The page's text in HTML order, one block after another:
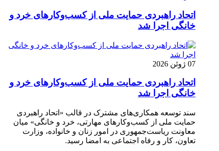
اتحاد راهبردی حمایت ملی از کسب‌وکارهای خرد و
خانگی اجرا شد
07 ژوئن 2026
اتحاد راهبردی حمایت ملی از کسب‌وکارهای خرد و
خانگی اجرا شد
سند توسعه همکاری‌های مشترک در قالب «اتحاد راهبردی
حمایت ملی از کسب‌وکارهای مهارتی، خرد و خانگی» میان
معاونت ریاست‌جمهوری در امور زنان و خانواده، وزارت
تعاون، کار و رفاه اجتماعی به امضا رسید.